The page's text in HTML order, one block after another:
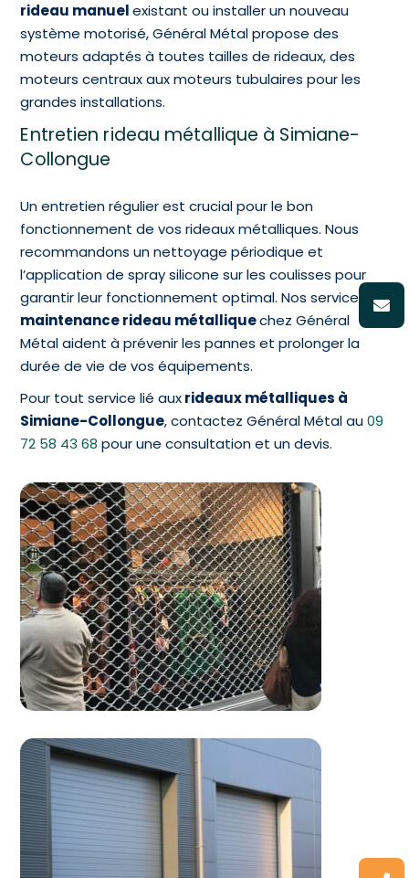
rideau manuelexistant ou installer un nouveau
système motorisé, Général Métal propose des
moteurs adaptés à toutes tailles de rideaux, des
moteurs centraux aux moteurs tubulaires pour les
grandes installations.
Entretien rideau métallique à Simiane-
Collongue
Un entretien régulier est crucial pour le bon
fonctionnement de vos rideaux métalliques. Nous
recommandons un nettoyage périodique et
l’application de spray silicone sur les coulisses pour
garantir leur fonctionnement optimal. Nos services de
maintenance rideau métalliquechez Général
Métal aident à prévenir les pannes et prolonger la
durée de vie de vos équipements.
Pour tout service lié auxrideaux métalliques à
Simiane-Collongue, contactez Général Métal au09
72 58 43 68 pour une consultation et un devis.